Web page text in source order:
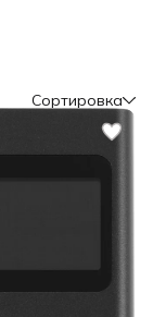
Сортировка